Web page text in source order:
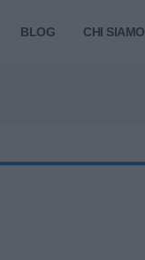
BLOG CHI SIAMO